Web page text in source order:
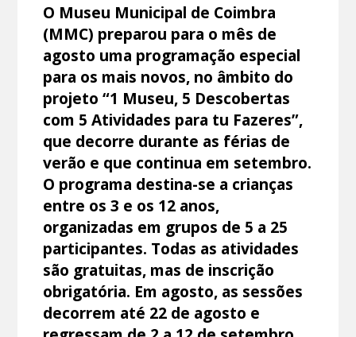
O Museu Municipal de Coimbra
(MMC) preparou para o mês de
agosto uma programação especial
para os mais novos, no âmbito do
projeto “1 Museu, 5 Descobertas
com 5 Atividades para tu Fazeres”,
que decorre durante as férias de
verão e que continua em setembro.
O programa destina-se a crianças
entre os 3 e os 12 anos,
organizadas em grupos de 5 a 25
participantes. Todas as atividades
são gratuitas, mas de inscrição
obrigatória. Em agosto, as sessões
decorrem até 22 de agosto e